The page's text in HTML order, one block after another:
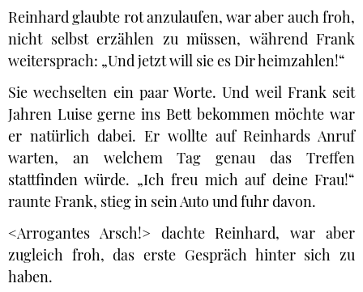
Reinhard glaubte rot anzulaufen, war aber auch froh,
nicht selbst erzählen zu müssen, während Frank
weitersprach: „Und jetzt will sie es Dir heimzahlen!“
Sie wechselten ein paar Worte. Und weil Frank seit
Jahren Luise gerne ins Bett bekommen möchte war
er natürlich dabei. Er wollte auf Reinhards Anruf
warten, an welchem Tag genau das Treffen
stattfinden würde. „Ich freu mich auf deine Frau!“
raunte Frank, stieg in sein Auto und fuhr davon.
<Arrogantes Arsch!> dachte Reinhard, war aber
zugleich froh, das erste Gespräch hinter sich zu
haben.